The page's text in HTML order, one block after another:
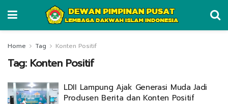
Home Tag Konten Positif
Tag: Konten Positif
LDII Lampung Ajak Generasi Muda Jadi
Produsen Berita dan Konten Positif